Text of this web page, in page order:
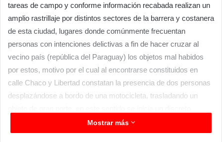
tareas de campo y conforme información recabada realizan un
amplio rastrillaje por distintos sectores de la barrera y costanera
de esta ciudad, lugares donde comúnmente frecuentan
personas con intenciones delictivas a fin de hacer cruzar al
vecino país (república del Paraguay) los objetos mal habidos
por estos, motivo por el cual al encontrarse constituidos en
calle Chaco y Libertad constatan la presencia de dos personas
desplazándose a bordo de una motocicleta, trasladando un
seguimiento llegando hasta la Costanera y calle Chaco de esta
ciudad, lugar donde el masculino que carga un tanque de agua,
Mostrar más